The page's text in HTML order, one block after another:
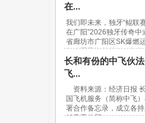
在...
我们即未来，独牙“鲲联
在广阳”2026独牙传奇中
省廊坊市广阳区SK爆燃
行政区及海外的940名青
长和有份的中飞伙
飞...
资料来源：经济日报
国飞机服务（简称中飞
署合作备忘录，成立各
解及零件贸...